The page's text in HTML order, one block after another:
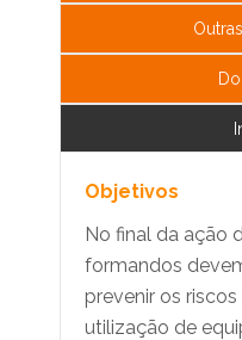
Objetivos
No final da ação
formandos
prevenir os
utilização de